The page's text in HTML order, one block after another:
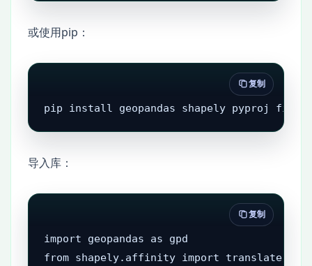
或使用pip：
pip install geopandas shapely pyproj fiona
复制
导入库：
import geopandas as gpd
from shapely.affinity import translate
复制